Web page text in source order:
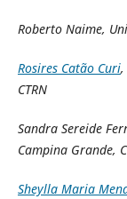
Roberto Naime,
Rosires Catão Curi,
CTRN
Sandra Sereide
Campina Grande,
Sheylla Maria